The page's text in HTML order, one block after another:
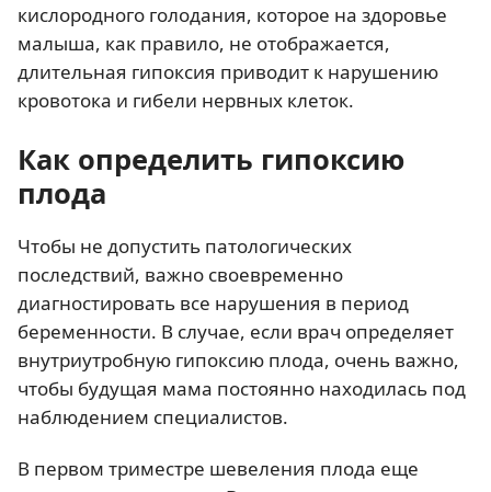
кислородного голодания, которое на здоровье
малыша, как правило, не отображается,
длительная гипоксия приводит к нарушению
кровотока и гибели нервных клеток.
Как определить гипоксию
плода
Чтобы не допустить патологических
последствий, важно своевременно
диагностировать все нарушения в период
беременности. В случае, если врач определяет
внутриутробную гипоксию плода, очень важно,
чтобы будущая мама постоянно находилась под
наблюдением специалистов.
В первом триместре шевеления плода еще